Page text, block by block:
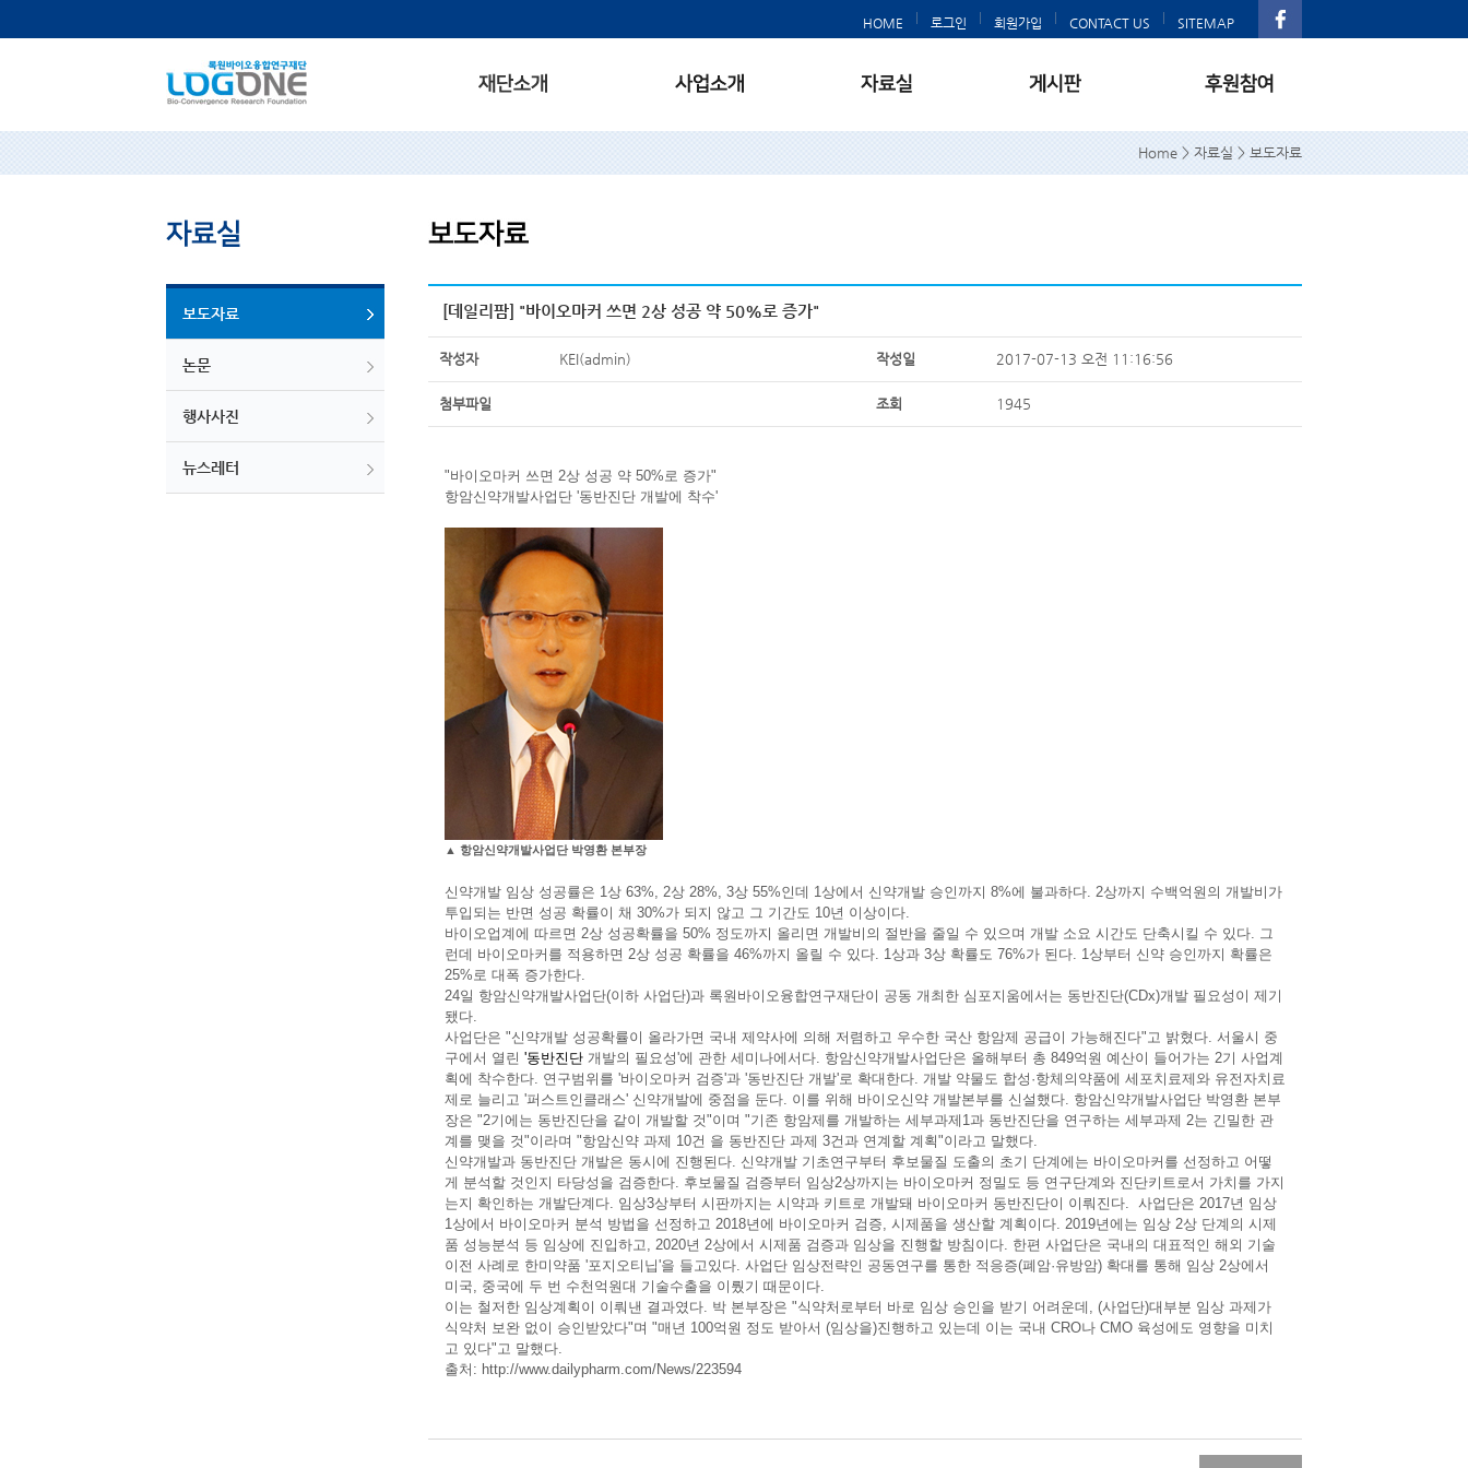
HOME 로그인 회원가입 CONTACT US SITEMAP
Home > 자료실 > 보도자료
보도자료
논문
행사사진
뉴스레터
[데일리팜] "바이오마커 쓰면 2상 성공 약 50%로 증가"
작성자 KEI(admin) 작성일 2017-07-13 오전 11:16:56
첨부파일 조회 1945
"바이오마커 쓰면 2상 성공 약 50%로 증가"
항암신약개발사업단 '동반진단 개발에 착수'
▲ 항암신약개발사업단 박영환 본부장
신약개발 임상 성공률은 1상 63%, 2상 28%, 3상 55%인데 1상에서 신약개발 승인까지 8%에 불과하다. 2상까지 수백억원의 개발비가
투입되는 반면 성공 확률이 채 30%가 되지 않고 그 기간도 10년 이상이다.
바이오업계에 따르면 2상 성공확률을 50% 정도까지 올리면 개발비의 절반을 줄일 수 있으며 개발 소요 시간도 단축시킬 수 있다. 그
런데 바이오마커를 적용하면 2상 성공 확률을 46%까지 올릴 수 있다. 1상과 3상 확률도 76%가 된다. 1상부터 신약 승인까지 확률은
25%로 대폭 증가한다.
24일 항암신약개발사업단(이하 사업단)과 록원바이오융합연구재단이 공동 개최한 심포지움에서는 동반진단(CDx)개발 필요성이 제기
됐다.
사업단은 "신약개발 성공확률이 올라가면 국내 제약사에 의해 저렴하고 우수한 국산 항암제 공급이 가능해진다"고 밝혔다. 서울시 중
구에서 열린 '동반진단 개발의 필요성'에 관한 세미나에서다. 항암신약개발사업단은 올해부터 총 849억원 예산이 들어가는 2기 사업계
획에 착수한다. 연구범위를 '바이오마커 검증'과 '동반진단 개발'로 확대한다. 개발 약물도 합성·항체의약품에 세포치료제와 유전자치료
제로 늘리고 '퍼스트인클래스' 신약개발에 중점을 둔다. 이를 위해 바이오신약 개발본부를 신설했다. 항암신약개발사업단 박영환 본부
장은 "2기에는 동반진단을 같이 개발할 것"이며 "기존 항암제를 개발하는 세부과제1과 동반진단을 연구하는 세부과제 2는 긴밀한 관
계를 맺을 것"이라며 "항암신약 과제 10건 을 동반진단 과제 3건과 연계할 계획"이라고 말했다.
신약개발과 동반진단 개발은 동시에 진행된다. 신약개발 기초연구부터 후보물질 도출의 초기 단계에는 바이오마커를 선정하고 어떻
게 분석할 것인지 타당성을 검증한다. 후보물질 검증부터 임상2상까지는 바이오마커 정밀도 등 연구단계와 진단키트로서 가치를 가지
는지 확인하는 개발단계다. 임상3상부터 시판까지는 시약과 키트로 개발돼 바이오마커 동반진단이 이뤄진다. 사업단은 2017년 임상
1상에서 바이오마커 분석 방법을 선정하고 2018년에 바이오마커 검증, 시제품을 생산할 계획이다. 2019년에는 임상 2상 단계의 시제
품 성능분석 등 임상에 진입하고, 2020년 2상에서 시제품 검증과 임상을 진행할 방침이다. 한편 사업단은 국내의 대표적인 해외 기술
이전 사례로 한미약품 '포지오티닙'을 들고있다. 사업단 임상전략인 공동연구를 통한 적응증(폐암·유방암) 확대를 통해 임상 2상에서
미국, 중국에 두 번 수천억원대 기술수출을 이뤘기 때문이다.
이는 철저한 임상계획이 이뤄낸 결과였다. 박 본부장은 "식약처로부터 바로 임상 승인을 받기 어려운데, (사업단)대부분 임상 과제가
식약처 보완 없이 승인받았다"며 "매년 100억원 정도 받아서 (임상을)진행하고 있는데 이는 국내 CRO나 CMO 육성에도 영향을 미치
고 있다"고 말했다.
출처: http://www.dailypharm.com/News/223594